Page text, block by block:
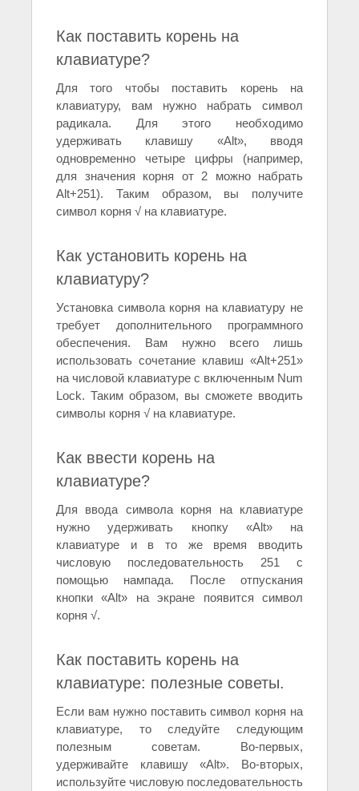
Как поставить корень на
клавиатуре?
Для того чтобы поставить корень на
клавиатуру, вам нужно набрать символ
радикала. Для этого необходимо
удерживать клавишу «Alt», вводя
одновременно четыре цифры (например,
для значения корня от 2 можно набрать
Alt+251). Таким образом, вы получите
символ корня √ на клавиатуре.
Как установить корень на
клавиатуру?
Установка символа корня на клавиатуру не
требует дополнительного программного
обеспечения. Вам нужно всего лишь
использовать сочетание клавиш «Alt+251»
на числовой клавиатуре с включенным Num
Lock. Таким образом, вы сможете вводить
символы корня √ на клавиатуре.
Как ввести корень на
клавиатуре?
Для ввода символа корня на клавиатуре
нужно удерживать кнопку «Alt» на
клавиатуре и в то же время вводить
числовую последовательность 251 с
помощью нампада. После отпускания
кнопки «Alt» на экране появится символ
корня √.
Как поставить корень на
клавиатуре: полезные советы.
Если вам нужно поставить символ корня на
клавиатуре, то следуйте следующим
полезным советам. Во-первых,
удерживайте клавишу «Alt». Во-вторых,
используйте числовую последовательность